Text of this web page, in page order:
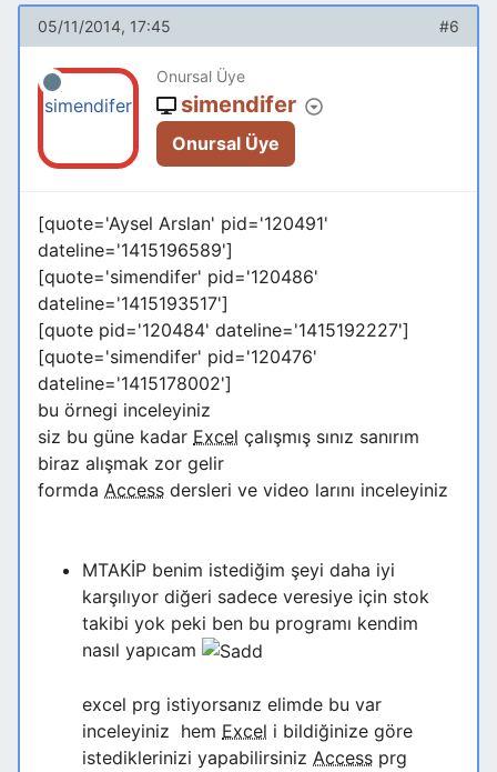
kutunuzu düzenleyiniz
05/11/2014, 17:45 #6
Onursal Üye
simendifer
Onursal Üye
[quote='Aysel Arslan' pid='120491'
dateline='1415196589']
[quote='simendifer' pid='120486'
dateline='1415193517']
[quote pid='120484' dateline='1415192227']
[quote='simendifer' pid='120476'
dateline='1415178002']
bu örnegi inceleyiniz
siz bu güne kadar Excel çalışmış sınız sanırım
biraz alışmak zor gelir
formda Access dersleri ve video larını inceleyiniz
MTAKİP benim istediğim şeyi daha iyi
karşılıyor diğeri sadece veresiye için stok
takibi yok peki ben bu programı kendim
nasıl yapıcam
excel prg istiyorsanız elimde bu var
inceleyiniz hem Excel i bildiğinize göre
istediklerinizi yapabilirsiniz Access prg